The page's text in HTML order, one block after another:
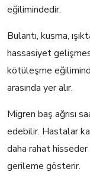
eğilimindedir.
Bulantı, kusma,
hassasiyet gelişmesi
kötüleşme
arasında yer alır.
Migren baş ağrısı
edebilir. Hastalar
daha rahat hisseder
gerileme gösterir.